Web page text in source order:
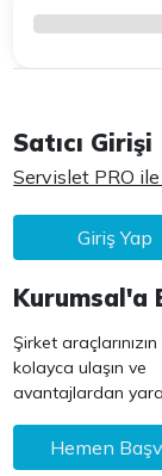
Satıcı Girişi
Servislet PRO ile
Giriş Yap
Kurumsal'a
Şirket
kolayca ulaşın ve
avantajlardan
Hemen